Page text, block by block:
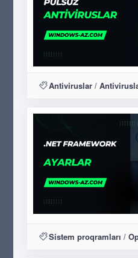
Antiviruslar/
Sistem proqramları /